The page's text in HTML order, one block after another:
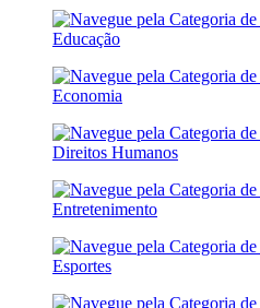
Educação
Economia
Direitos Humanos
Entretenimento
Esportes